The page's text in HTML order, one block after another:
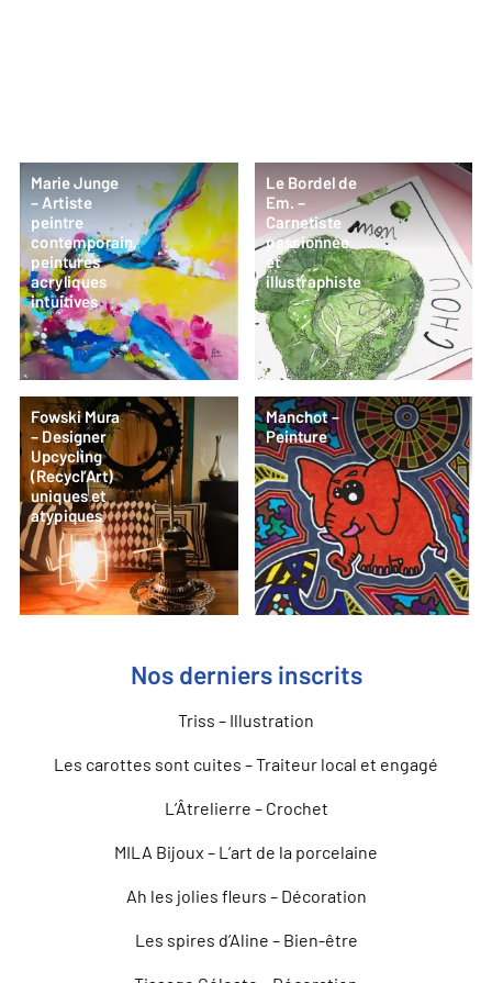
Marie Junge
– Artiste
peintre
contemporain,
peintures
acryliques
intuitives
Le Bordel de
Em. –
Carnetiste
passionnée
et
illustraphiste
Fowski Mura
– Designer
Upcycling
(Recycl’Art)
uniques et
atypiques
Manchot –
Peinture
Nos derniers inscrits
Triss – Illustration
Les carottes sont cuites – Traiteur local et engagé
L’Âtrelierre – Crochet
MILA Bijoux – L’art de la porcelaine
Ah les jolies fleurs – Décoration
Les spires d’Aline – Bien-être